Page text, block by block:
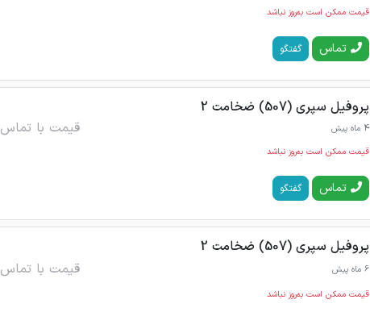
قیمت ممکن است به‌روز نباشد
تماس گفتگو
پروفیل سپری (507) ضخامت 2
4 ماه پیش قیمت با تماس
قیمت ممکن است به‌روز نباشد
تماس گفتگو
پروفیل سپری (507) ضخامت 2
6 ماه پیش قیمت با تماس
قیمت ممکن است به‌روز نباشد